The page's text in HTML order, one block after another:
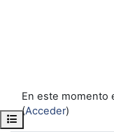
Abrir índice del curso
En este momento
(Acceder)